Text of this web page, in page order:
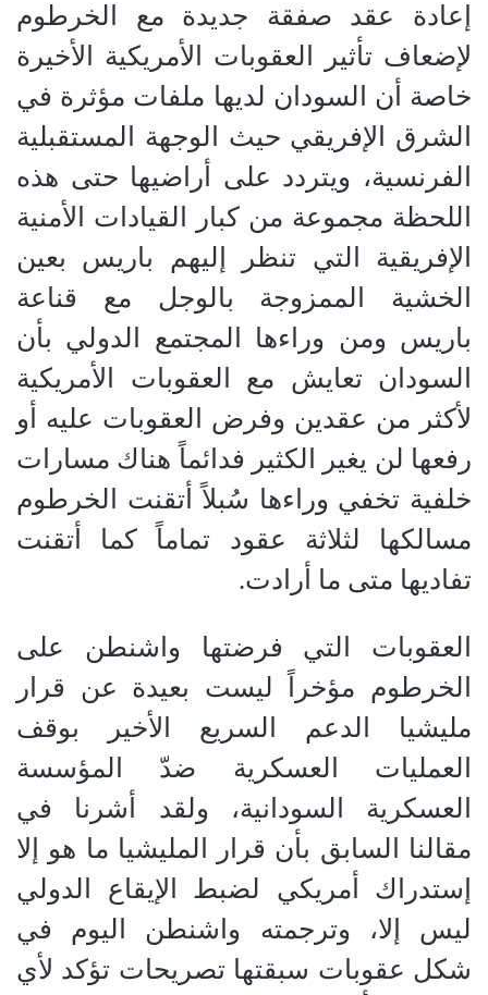
إعادة عقد صفقة جديدة مع الخرطوم
لإضعاف تأثير العقوبات الأمريكية الأخيرة
خاصة أن السودان لديها ملفات مؤثرة في
الشرق الإفريقي حيث الوجهة المستقبلية
الفرنسية، ويتردد على أراضيها حتى هذه
اللحظة مجموعة من كبار القيادات الأمنية
الإفريقية التي تنظر إليهم باريس بعين
الخشية الممزوجة بالوجل مع قناعة
باريس ومن وراءها المجتمع الدولي بأن
السودان تعايش مع العقوبات الأمريكية
لأكثر من عقدين وفرض العقوبات عليه أو
رفعها لن يغير الكثير فدائماً هناك مسارات
خلفية تخفي وراءها سُبلاً أتقنت الخرطوم
مسالكها لثلاثة عقود تماماً كما أتقنت
تفاديها متى ما أرادت.
العقوبات التي فرضتها واشنطن على
الخرطوم مؤخراً ليست بعيدة عن قرار
مليشيا الدعم السريع الأخير بوقف
العمليات العسكرية ضدّ المؤسسة
العسكرية السودانية، ولقد أشرنا في
مقالنا السابق بأن قرار المليشيا ما هو إلا
إستدراك أمريكي لضبط الإيقاع الدولي
ليس إلا، وترجمته واشنطن اليوم في
شكل عقوبات سبقتها تصريحات تؤكد لأي